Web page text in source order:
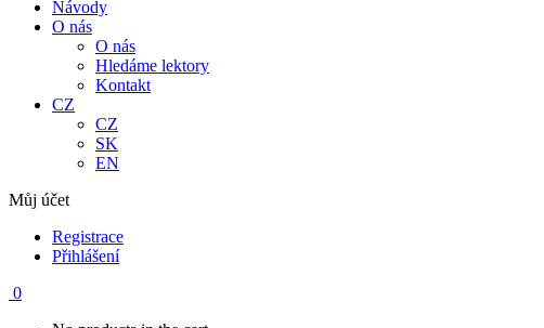
Návody
O nás
O nás
Hledáme lektory
Kontakt
CZ
CZ
SK
EN
Můj účet
Registrace
Přihlášení
0